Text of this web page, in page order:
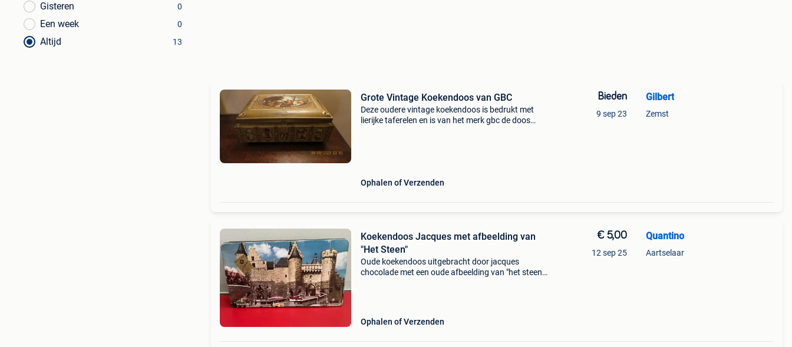
Gisteren 0
Een week 0
Altijd 13
Grote Vintage Koekendoos van GBC
Deze oudere vintage koekendoos is bedrukt met
lierijke taferelen en is van het merk gbc de doos
Ophalen of Verzenden
Bieden
9 sep 23
Gilbert
Zemst
Koekendoos Jacques met afbeelding van
"Het Steen"
Oude koekendoos uitgebracht door jacques
chocolade met een oude afbeelding van "het steen"
Ophalen of Verzenden
€ 5,00
12 sep 25
Quantino
Aartselaar